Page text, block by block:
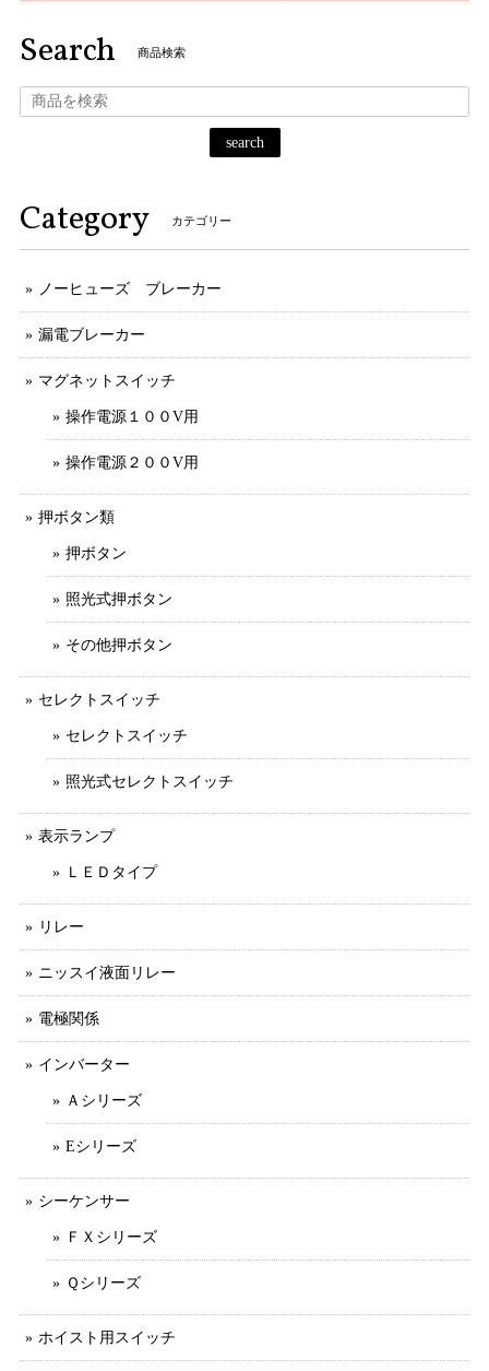
Search 商品検索
search
Category カテゴリー
ノーヒューズ ブレーカー
漏電ブレーカー
マグネットスイッチ
操作電源１００V用
操作電源２００V用
押ボタン類
押ボタン
照光式押ボタン
その他押ボタン
セレクトスイッチ
セレクトスイッチ
照光式セレクトスイッチ
表示ランプ
ＬＥＤタイプ
リレー
ニッスイ液面リレー
電極関係
インバーター
Ａシリーズ
Eシリーズ
シーケンサー
ＦＸシリーズ
Ｑシリーズ
ホイスト用スイッチ